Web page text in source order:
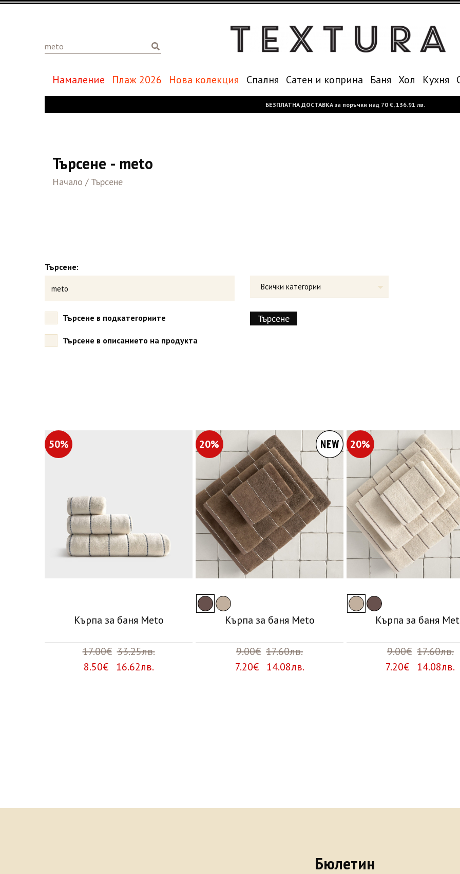
Намаление Плаж 2026 Нова колекция Спалня Сатен и коприна Баня Хол Кухня
БЕЗПЛАТНА ДОСТАВКА за поръчки над 70 €,136.91 лв.
Търсене - meto
Начало / Търсене
Търсене:
Всички категории
Търсене в подкатегориите
Търсене в описанието на продукта
50%
Кърпа за баня Meto
17.00€ 33.25лв.
8.50€ 16.62лв.
20%
Кърпа за баня Meto
9.00€ 17.60лв.
7.20€ 14.08лв.
20%
Кърпа за баня
9.00€ 17.60лв.
7.20€ 14.08лв.
Бюлетин